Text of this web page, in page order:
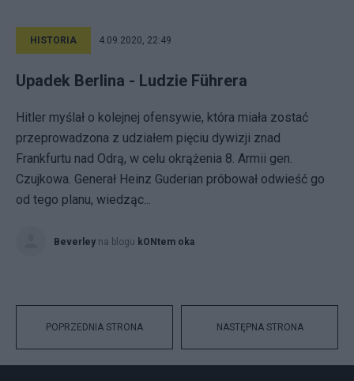
HISTORIA 4.09.2020, 22:49
Upadek Berlina - Ludzie Führera
Hitler myślał o kolejnej ofensywie, która miała zostać
przeprowadzona z udziałem pięciu dywizji znad
Frankfurtu nad Odrą, w celu okrążenia 8. Armii gen.
Czujkowa. Generał Heinz Guderian próbował odwieść go
od tego planu, wiedząc...
Beverley na blogu kONtem oka
POPRZEDNIA STRONA NASTĘPNA STRONA